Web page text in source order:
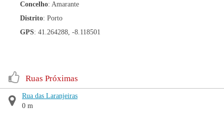
Concelho: Amarante
Distrito: Porto
GPS: 41.264288, -8.118501
Ruas Próximas
Rua das Laranjeiras
0 m